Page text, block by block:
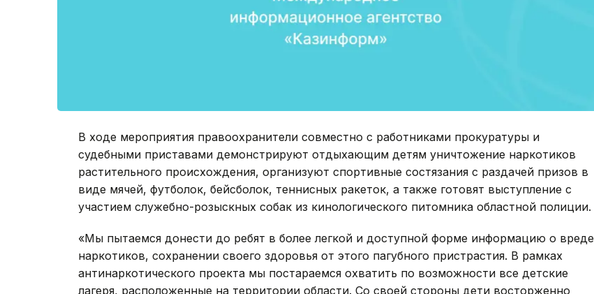
В ходе мероприятия правоохранители совместно с работниками прокуратуры и
судебными приставами демонстрируют отдыхающим детям уничтожение наркотиков
растительного происхождения, организуют спортивные состязания с раздачей призов в
виде мячей, футболок, бейсболок, теннисных ракеток, а также готовят выступление с
участием служебно-розыскных собак из кинологического питомника областной полиции.
«Мы пытаемся донести до ребят в более легкой и доступной форме информацию о вреде
наркотиков, сохранении своего здоровья от этого пагубного пристрастия. В рамках
антинаркотического проекта мы постараемся охватить по возможности все детские
лагеря, расположенные на территории области. Со своей стороны дети восторженно